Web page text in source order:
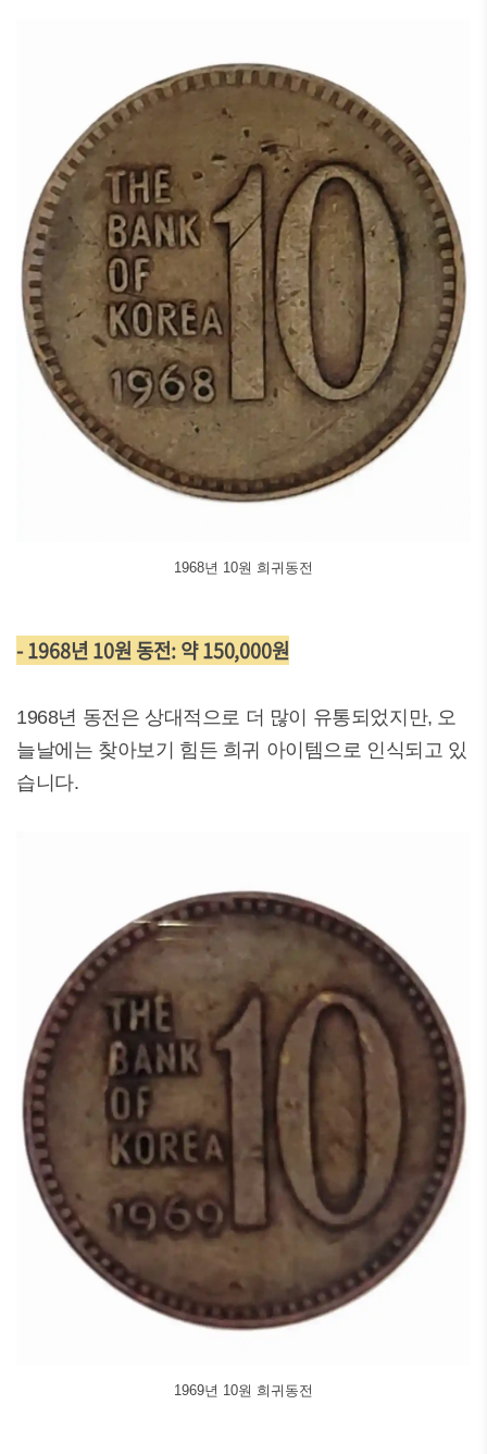
1968년 10원 희귀동전
- 1968년 10원 동전: 약 150,000원
1968년 동전은 상대적으로 더 많이 유통되었지만, 오
늘날에는 찾아보기 힘든 희귀 아이템으로 인식되고 있
습니다.
1969년 10원 희귀동전